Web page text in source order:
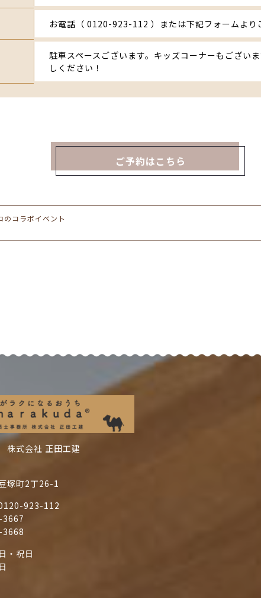
お電話（ 0120-923-112 ）または下記フォームより
駐車スペースございます。キッズコーナーもござい
しください！
ご予約はこちら
のコラボイベント
式会社 正田工建
塚町2丁26-1
923-112
3668
・祝日